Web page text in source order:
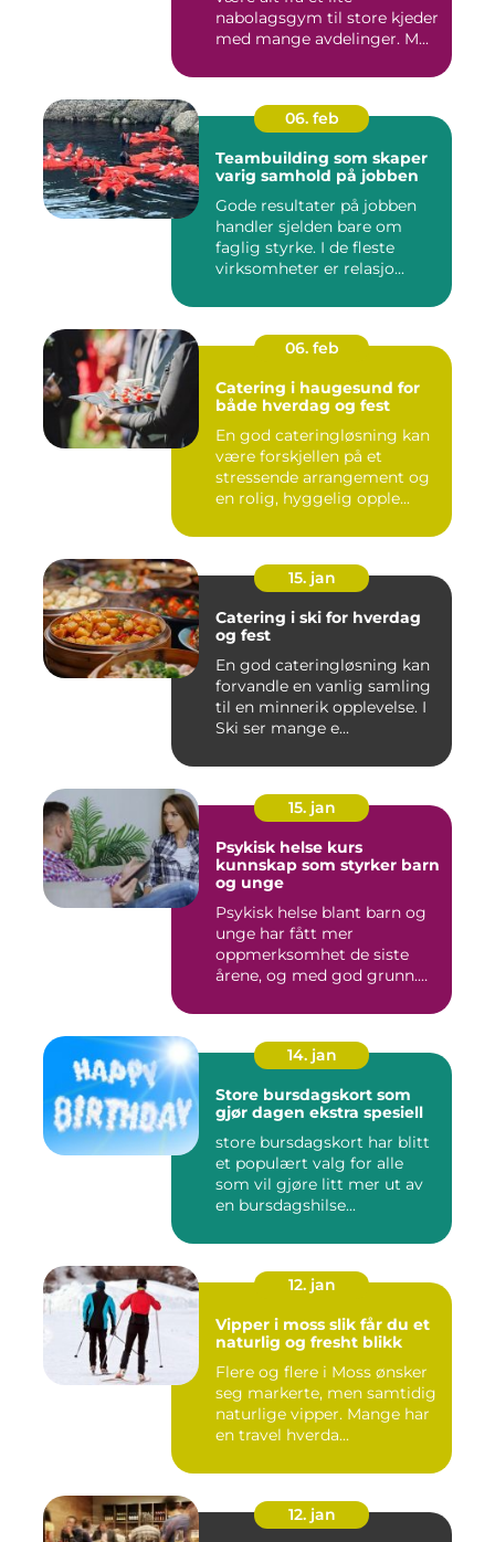
nabolagsgym til store kjeder
med mange avdelinger. M...
06. feb
Teambuilding som skaper
varig samhold på jobben
Gode resultater på jobben
handler sjelden bare om
faglig styrke. I de fleste
virksomheter er relasjo...
06. feb
Catering i haugesund for
både hverdag og fest
En god cateringløsning kan
være forskjellen på et
stressende arrangement og
en rolig, hyggelig opple...
15. jan
Catering i ski for hverdag
og fest
En god cateringløsning kan
forvandle en vanlig samling
til en minnerik opplevelse. I
Ski ser mange e...
15. jan
Psykisk helse kurs
kunnskap som styrker barn
og unge
Psykisk helse blant barn og
unge har fått mer
oppmerksomhet de siste
årene, og med god grunn.
14. jan
Store bursdagskort som
gjør dagen ekstra spesiell
store bursdagskort har blitt
et populært valg for alle
som vil gjøre litt mer ut av
en bursdagshilse...
12. jan
Vipper i moss slik får du et
naturlig og fresht blikk
Flere og flere i Moss ønsker
seg markerte, men samtidig
naturlige vipper. Mange har
en travel hverda...
12. jan